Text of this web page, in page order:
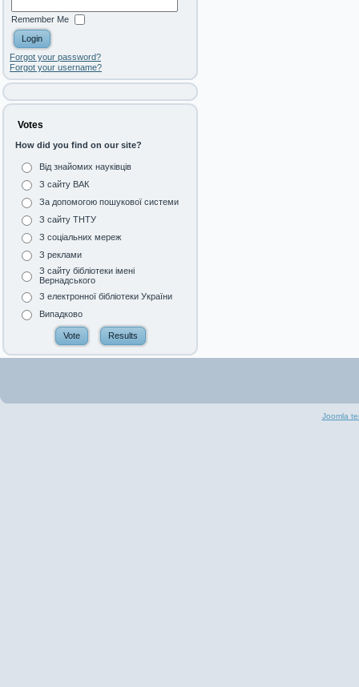
Remember Me
Forgot your password?
Forgot your username?
Votes
How did you find on our site?
Від знайомих науківців
З сайту ВАК
За допомогою пошукової системи
З сайту ТНТУ
З соціальних мереж
З реклами
З сайту бібліотеки імені
Вернадського
З електронної бібліотеки України
Випадково
Joomla